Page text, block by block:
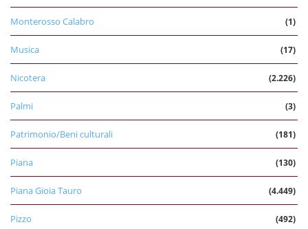
Monterosso Calabro (1)
Musica (17)
Nicotera (2.226)
Palmi (3)
Patrimonio/Beni culturali (181)
Piana (130)
Piana Gioia Tauro (4.449)
Pizzo (492)